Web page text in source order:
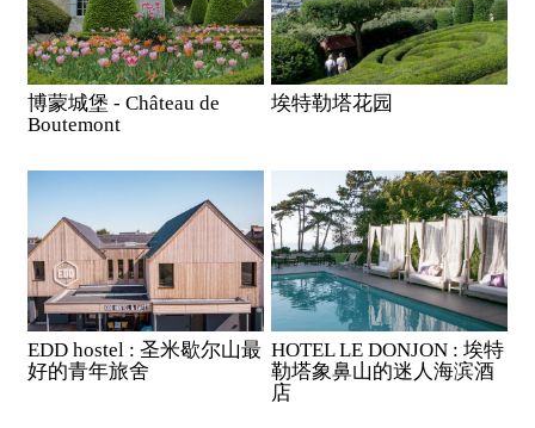
博蒙城堡 - Château de
Boutemont
埃特勒塔花园
EDD hostel : 圣米歇尔山最
好的青年旅舍
HOTEL LE DONJON : 埃特
勒塔象鼻山的迷人海滨酒
店